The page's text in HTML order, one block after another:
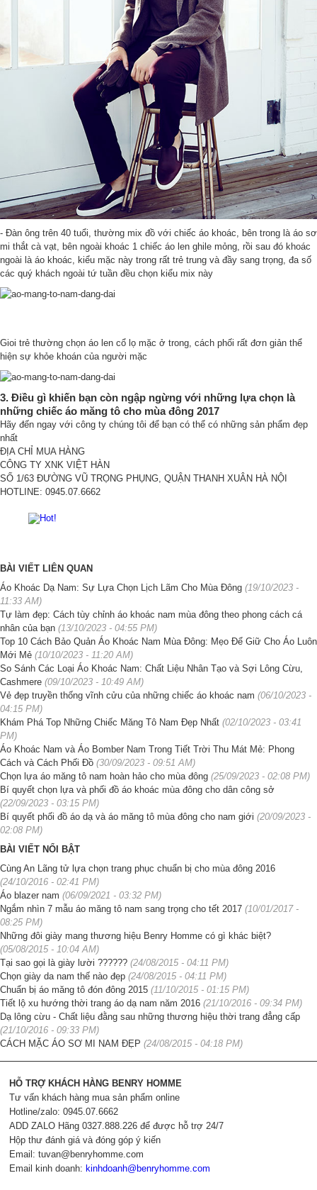
- Đàn ông trên 40 tuổi, thường mix đồ với chiếc áo khoác, bên trong là áo sơ
mi thắt cà vạt, bên ngoài khoác 1 chiếc áo len ghile mỏng, rồi sau đó khoác
ngoài là áo khoác, kiểu mặc này trong rất trẻ trung và đầy sang trọng, đa số
các quý khách ngoài tứ tuần đều chọn kiểu mix này
Gioi trẻ thường chọn áo len cổ lọ mặc ở trong, cách phối rất đơn giản thể
hiện sự khỏe khoán của người mặc
3. Điều gì khiến bạn còn ngập ngừng với những lựa chọn là
những chiếc áo măng tô cho mùa đông 2017
Hãy đến ngay với công ty chúng tôi để bạn có thể có những sản phẩm đẹp
nhất
ĐỊA CHỈ MUA HÀNG
CÔNG TY XNK VIỆT HÀN
SỐ 1/63 ĐƯỜNG VŨ TRỌNG PHỤNG, QUẬN THANH XUÂN HÀ NỘI
HOTLINE: 0945.07.6662
BÀI VIẾT LIÊN QUAN
Áo Khoác Dạ Nam: Sự Lựa Chọn Lịch Lãm Cho Mùa Đông (19/10/2023 -
11:33 AM)
Tự làm đẹp: Cách tùy chỉnh áo khoác nam mùa đông theo phong cách cá
nhân của bạn (13/10/2023 - 04:55 PM)
Top 10 Cách Bảo Quản Áo Khoác Nam Mùa Đông: Mẹo Để Giữ Cho Áo Luôn
Mới Mẻ (10/10/2023 - 11:20 AM)
So Sánh Các Loại Áo Khoác Nam: Chất Liệu Nhân Tạo và Sợi Lông Cừu,
Cashmere (09/10/2023 - 10:49 AM)
Vẻ đẹp truyền thống vĩnh cửu của những chiếc áo khoác nam (06/10/2023 -
04:15 PM)
Khám Phá Top Những Chiếc Măng Tô Nam Đẹp Nhất (02/10/2023 - 03:41
PM)
Áo Khoác Nam và Áo Bomber Nam Trong Tiết Trời Thu Mát Mẻ: Phong
Cách và Cách Phối Đồ (30/09/2023 - 09:51 AM)
Chọn lựa áo măng tô nam hoàn hảo cho mùa đông (25/09/2023 - 02:08 PM)
Bí quyết chọn lựa và phối đồ áo khoác mùa đông cho dân công sở
(22/09/2023 - 03:15 PM)
Bí quyết phối đồ áo dạ và áo măng tô mùa đông cho nam giới (20/09/2023 -
02:08 PM)
BÀI VIẾT NỔI BẬT
Cùng An Lãng tử lựa chọn trang phục chuẩn bị cho mùa đông 2016
(24/10/2016 - 02:41 PM)
Áo blazer nam (06/09/2021 - 03:32 PM)
Ngắm nhìn 7 mẫu áo măng tô nam sang trọng cho tết 2017 (10/01/2017 -
08:25 PM)
Những đôi giày mang thương hiệu Benry Homme có gì khác biệt?
(05/08/2015 - 10:04 AM)
Tại sao gọi là giày lười ?????? (24/08/2015 - 04:11 PM)
Chọn giày da nam thế nào đẹp (24/08/2015 - 04:11 PM)
Chuẩn bị áo măng tô đón đông 2015 (11/10/2015 - 01:15 PM)
Tiết lộ xu hướng thời trang áo dạ nam năm 2016 (21/10/2016 - 09:34 PM)
Dạ lông cừu - Chất liệu đằng sau những thương hiệu thời trang đẳng cấp
(21/10/2016 - 09:33 PM)
CÁCH MẶC ÁO SƠ MI NAM ĐẸP (24/08/2015 - 04:18 PM)
HỖ TRỢ KHÁCH HÀNG BENRY HOMME
Tư vấn khách hàng mua sản phẩm online
Hotline/zalo: 0945.07.6662
ADD ZALO Hãng 0327.888.226 để được hỗ trợ 24/7
Hộp thư đánh giá và đóng góp ý kiến
Email:tuvan@benryhomme.com
Email kinh doanh: kinhdoanh@benryhomme.com